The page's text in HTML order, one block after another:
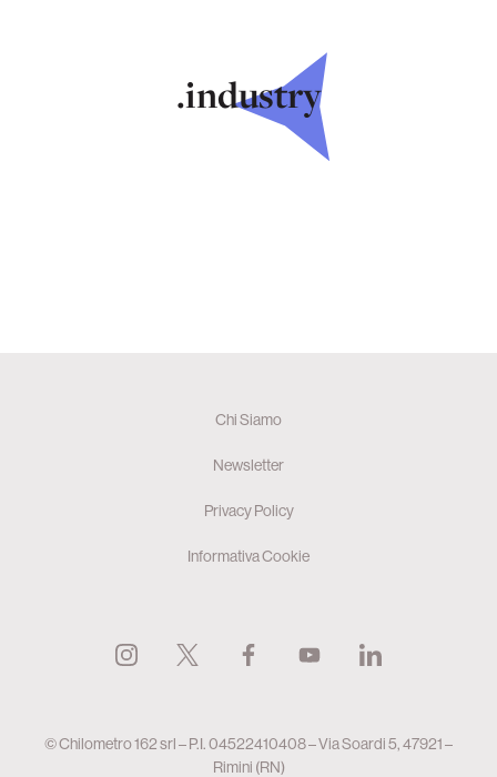
.industry
Chi Siamo
Newsletter
Privacy Policy
Informativa Cookie
© Chilometro 162 srl – P.I. 04522410408 – Via Soardi 5, 47921 –
Rimini (RN)